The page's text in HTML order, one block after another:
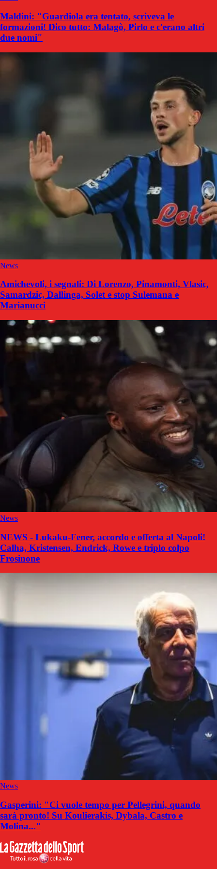
Maldini: "Guardiola era tentato, scriveva le
formazioni! Dico tutto: Malagò, Pirlo e c'erano altri
due nomi"
News
Amichevoli, i segnali: Di Lorenzo, Pinamonti, Vlasic,
Samardzic, Dallinga, Solet e stop Sulemana e
Marianucci
News
NEWS - Lukaku-Fener, accordo e offerta al Napoli!
Calha, Kristensen, Endrick, Rowe e triplo colpo
Frosinone
News
Gasperini: "Ci vuole tempo per Pellegrini, quando
sarà pronto! Su Koulierakis, Dybala, Castro e
Molina..."